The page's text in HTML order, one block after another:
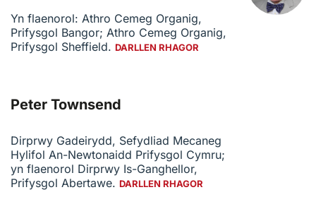
Yn flaenorol: Athro Cemeg Organig,
Prifysgol Bangor; Athro Cemeg Organig,
Prifysgol Sheffield. DARLLEN RHAGOR
Peter Townsend
Dirprwy Gadeirydd, Sefydliad Mecaneg
Hylifol An-Newtonaidd Prifysgol Cymru;
yn flaenorol Dirprwy Is-Ganghellor,
Prifysgol Abertawe. DARLLEN RHAGOR